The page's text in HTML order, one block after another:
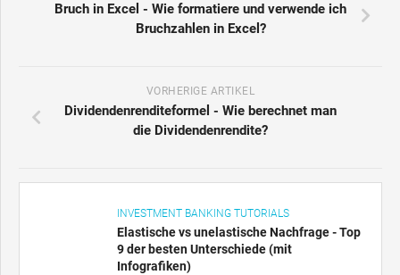
Bruch in Excel - Wie formatiere und verwende ich
Bruchzahlen in Excel?
VORHERIGE ARTIKEL
Dividendenrenditeformel - Wie berechnet man
die Dividendenrendite?
INVESTMENT BANKING TUTORIALS
Elastische vs unelastische Nachfrage - Top
9 der besten Unterschiede (mit
Infografiken)